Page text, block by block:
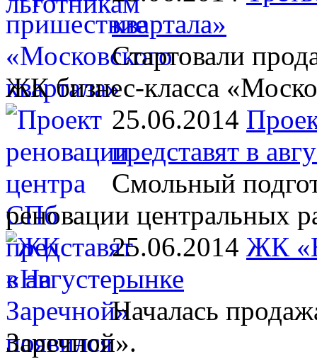
квартала»
Стартовали
ЖК бизнес-класса
25.06.2014
представят в
Смольный
реновации центральных
25.06.2014 ЖК
рынке
Началась
Заречной».